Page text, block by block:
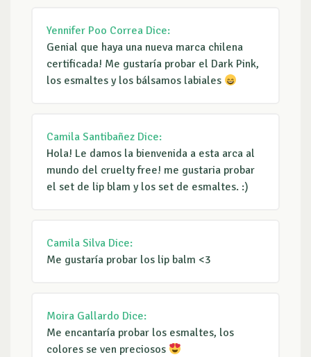
Yennifer Poo Correa Dice:
Genial que haya una nueva marca chilena
certificada! Me gustaría probar el Dark Pink,
los esmaltes y los bálsamos labiales
Camila Santibañez Dice:
Hola! Le damos la bienvenida a esta arca al
mundo del cruelty free! me gustaria probar
el set de lip blam y los set de esmaltes. :)
Camila Silva Dice:
Me gustaría probar los lip balm <3
Moira Gallardo Dice:
Me encantaría probar los esmaltes, los
colores se ven preciosos